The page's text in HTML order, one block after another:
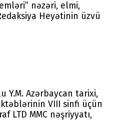
nəzəri, elmi,
Heyətinin üzvü
Y.M. Azərbaycan tarixi,
VIII sinfi üçün
LTD MMC nəşriyyatı,